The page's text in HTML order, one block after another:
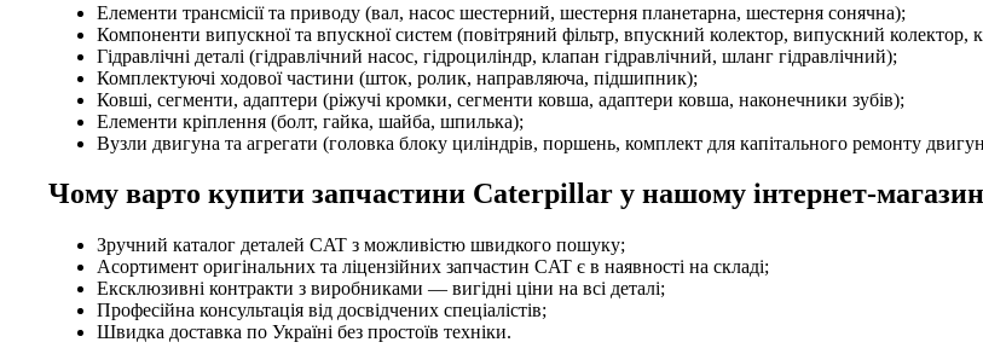
Елементи трансмісії та приводу (вал, насос шестерний, шестерня планетарна, шестерня сонячна);
Компоненти випускної та впускної систем (повітряний фільтр, впускний колектор, випускний колектор,
Гідравлічні деталі (гідравлічний насос, гідроциліндр, клапан гідравлічний, шланг гідравлічний);
Комплектуючі ходової частини (шток, ролик, направляюча, підшипник);
Ковші, сегменти, адаптери (ріжучі кромки, сегменти ковша, адаптери ковша, наконечники зубів);
Елементи кріплення (болт, гайка, шайба, шпилька);
Вузли двигуна та агрегати (головка блоку циліндрів, поршень, комплект для капітального ремонту
Чому варто купити запчастини Caterpillar у нашому інтернет-
Зручний каталог деталей CAT з можливістю швидкого пошуку;
Асортимент оригінальних та ліцензійних запчастин CAT є в наявності на складі;
Ексклюзивні контракти з виробниками — вигідні ціни на всі деталі;
Професійна консультація від досвідчених спеціалістів;
Швидка доставка по Україні без простоїв техніки.